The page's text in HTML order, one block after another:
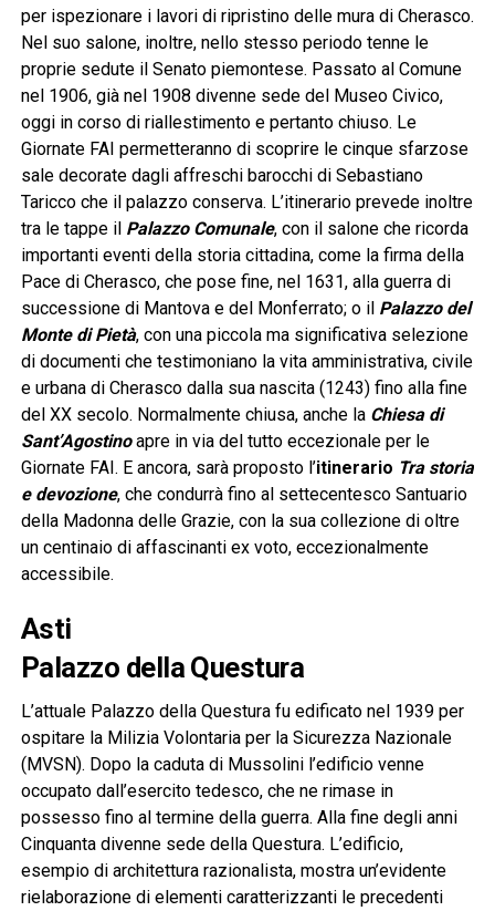
per ispezionare i lavori di ripristino delle mura di Cherasco.
Nel suo salone, inoltre, nello stesso periodo tenne le
proprie sedute il Senato piemontese. Passato al Comune
nel 1906, già nel 1908 divenne sede del Museo Civico,
oggi in corso di riallestimento e pertanto chiuso. Le
Giornate FAI permetteranno di scoprire le cinque sfarzose
sale decorate dagli affreschi barocchi di Sebastiano
Taricco che il palazzo conserva. L’itinerario prevede inoltre
tra le tappe il Palazzo Comunale, con il salone che ricorda
importanti eventi della storia cittadina, come la firma della
Pace di Cherasco, che pose fine, nel 1631, alla guerra di
successione di Mantova e del Monferrato; o il Palazzo del
Monte di Pietà, con una piccola ma significativa selezione
di documenti che testimoniano la vita amministrativa, civile
e urbana di Cherasco dalla sua nascita (1243) fino alla fine
del XX secolo. Normalmente chiusa, anche la Chiesa di
Sant’Agostinoapre in via del tutto eccezionale per le
Giornate FAI. E ancora, sarà proposto l’itinerario Tra storia
e devozione, che condurrà fino al settecentesco Santuario
della Madonna delle Grazie, con la sua collezione di oltre
un centinaio di affascinanti ex voto, eccezionalmente
accessibile.
Asti
Palazzo della Questura
L’attuale Palazzo della Questura fu edificato nel 1939 per
ospitare la Milizia Volontaria per la Sicurezza Nazionale
(MVSN). Dopo la caduta di Mussolini l’edificio venne
occupato dall’esercito tedesco, che ne rimase in
possesso fino al termine della guerra. Alla fine degli anni
Cinquanta divenne sede della Questura. L’edificio,
esempio di architettura razionalista, mostra un’evidente
rielaborazione di elementi caratterizzanti le precedenti